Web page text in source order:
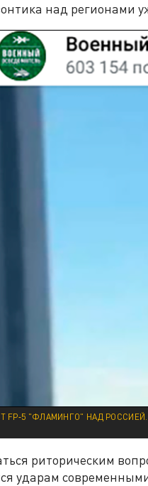
над регионами
FP‑5 "ФЛАМИНГО" НАД
риторическим
ударам